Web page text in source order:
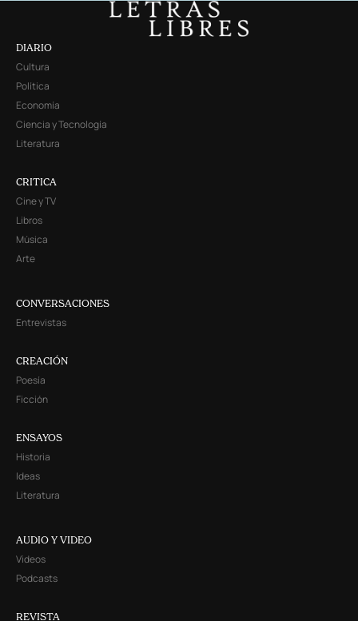
DIARIO
Cultura
Política
Economía
Ciencia y Tecnología
Literatura
CRITICA
Cine y TV
Libros
Música
Arte
CONVERSACIONES
Entrevistas
CREACIÓN
Poesía
Ficción
ENSAYOS
Historia
Ideas
Literatura
AUDIO Y VIDEO
Videos
Podcasts
REVISTA